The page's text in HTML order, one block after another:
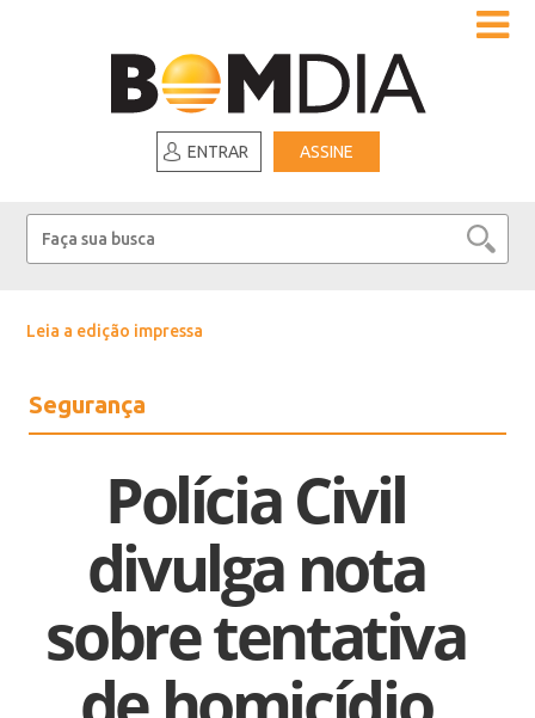
ENTRAR ASSINE
Leia a edição impressa
Segurança
Polícia Civil
divulga nota
sobre tentativa